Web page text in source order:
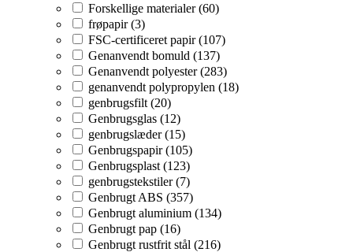
Forskellige materialer (60)
frøpapir (3)
FSC-certificeret papir (107)
Genanvendt bomuld (137)
Genanvendt polyester (283)
genanvendt polypropylen (18)
genbrugsfilt (20)
Genbrugsglas (12)
genbrugslæder (15)
Genbrugspapir (105)
Genbrugsplast (123)
genbrugstekstiler (7)
Genbrugt ABS (357)
Genbrugt aluminium (134)
Genbrugt pap (16)
Genbrugt rustfrit stål (216)